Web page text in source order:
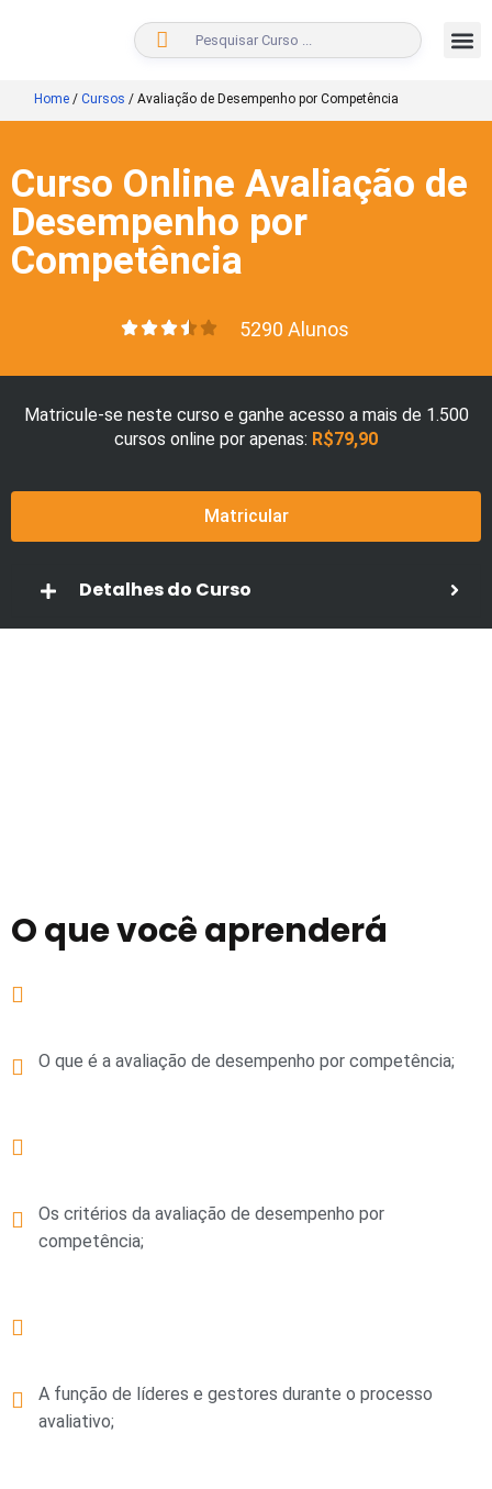
BUSCAR
Home / Cursos / Avaliação de Desempenho por Competência
Curso Online Avaliação de
Desempenho por
Competência
5290 Alunos
Matricule-se neste curso e ganhe acesso a mais de 1.500
cursos online por apenas: R$79,90
Matricular
Detalhes do Curso
O que você aprenderá
O que é a avaliação de desempenho por competência;
Os critérios da avaliação de desempenho por
competência;
A função de líderes e gestores durante o processo
avaliativo;